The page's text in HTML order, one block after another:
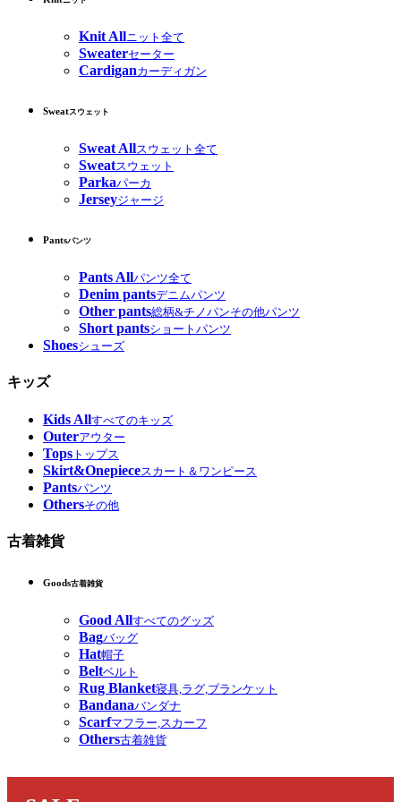
Knit Allニット全て
Sweaterセーター
Cardiganカーディガン
Sweatスウェット
Sweat Allスウェット全て
Sweatスウェット
Parkaパーカ
Jerseyジャージ
Pantsパンツ
Pants Allパンツ全て
Denim pantsデニムパンツ
Other pants総柄&チノパンその他パンツ
Short pantsショートパンツ
Shoesシューズ
キッズ
Kids Allすべてのキッズ
Outerアウター
Tops トップス
Skirt&Onepieceスカート＆ワンピース
Pantsパンツ
Othersその他
古着雑貨
Goods古着雑貨
Good Allすべてのグッズ
Bagバッグ
Hat帽子
Beltベルト
Rug Blanket寝具,ラグ,ブランケット
Bandanaバンダナ
Scarfマフラー,スカーフ
Others古着雑貨